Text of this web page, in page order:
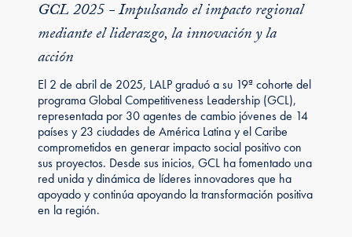
GCL 2025 - Impulsando el impacto regional
mediante el liderazgo, la innovación y la
acción
El 2 de abril de 2025, LALP graduó a su 19ª cohorte del
programa Global Competitiveness Leadership (GCL),
representada por 30 agentes de cambio jóvenes de 14
países y 23 ciudades de América Latina y el Caribe
comprometidos en generar impacto social positivo con
sus proyectos. Desde sus inicios, GCL ha fomentado una
red unida y dinámica de líderes innovadores que ha
apoyado y continúa apoyando la transformación positiva
en la región.